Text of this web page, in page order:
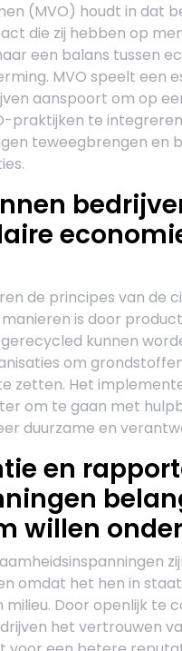
(MVO) houdt in dat
die zij hebben op
een balans tussen
MVO speelt een
aanspoort om op
praktijken te
teweegbrengen en
de principes van de
is door
kunnen
om
zetten. Het
om te gaan met
duurzame en
en
willen
omdat het hen in
Door openlijk te
het vertrouwen